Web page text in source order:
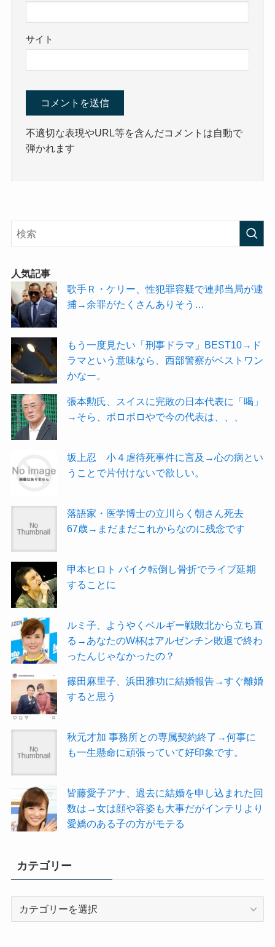
サイト
不適切な表現やURL等を含んだコメントは自動で
弾かれます
人気記事
歌手Ｒ・ケリー、性犯罪容疑で連邦当局が逮
捕→余罪がたくさんありそう…
もう一度見たい「刑事ドラマ」BEST10→ド
ラマという意味なら、西部警察がベストワン
かなー。
張本勲氏、スイスに完敗の日本代表に「喝」
→そら、ボロボロやで今の代表は、、、
坂上忍 小４虐待死事件に言及→心の病とい
うことで片付けないで欲しい。
落語家・医学博士の立川らく朝さん死去
67歳→まだまだこれからなのに残念です
甲本ヒロト バイク転倒し骨折でライブ延期
することに
ルミ子、ようやくベルギー戦敗北から立ち直
る→あなたのW杯はアルゼンチン敗退で終わ
ったんじゃなかったの？
篠田麻里子、浜田雅功に結婚報告→すぐ離婚
すると思う
秋元才加 事務所との専属契約終了→何事に
も一生懸命に頑張っていて好印象です。
皆藤愛子アナ、過去に結婚を申し込まれた回
数は→女は顔や容姿も大事だがインテリより
愛嬌のある子の方がモテる
カテゴリー